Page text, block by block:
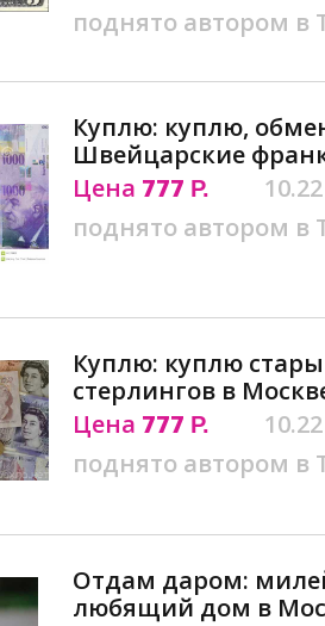
поднято автором в
Куплю: куплю,
Швейцарские
Цена 777 Р.
поднято автором в
Куплю: куплю
стерлингов в
Цена 777 Р.
поднято автором в
Отдам даром:
любящий дом в